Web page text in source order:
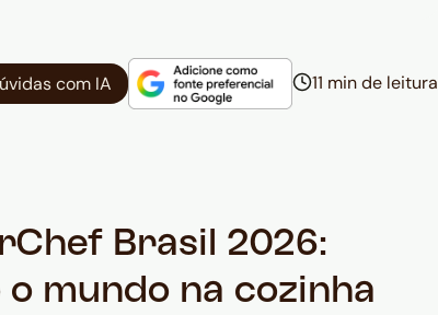
com IA 11 min de leitura
Brasil 2026:
mundo na cozinha